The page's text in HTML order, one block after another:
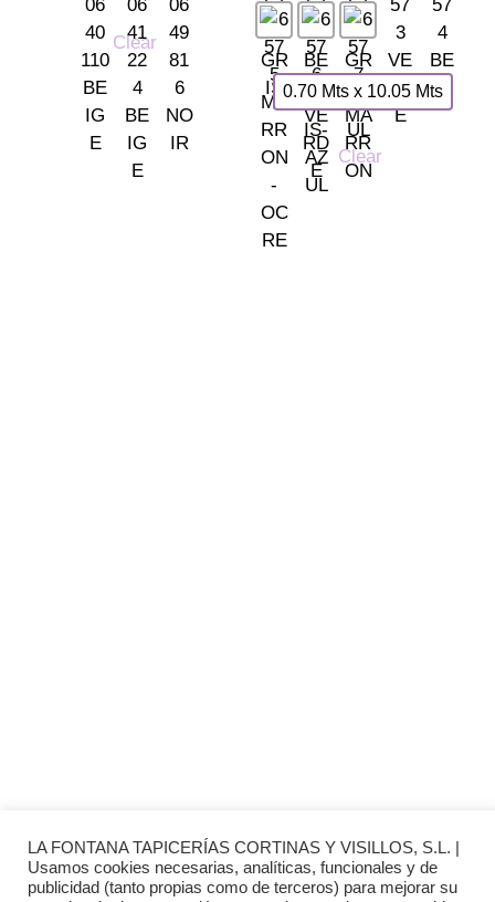
Clear
0.70 Mts x 10.05 Mts
Clear
LA FONTANA TAPICERÍAS CORTINAS Y VISILLOS, S.L. |
Usamos cookies necesarias, analíticas, funcionales y de
publicidad (tanto propias como de terceros) para mejorar su